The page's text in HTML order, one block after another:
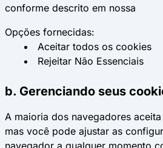
conforme descrito em nossa
Opções fornecidas:
Aceitar todos os cookies
Rejeitar Não Essenciais
b. Gerenciando seus
A maioria dos navegadores
mas você pode ajustar as
navegador a qualquer momento